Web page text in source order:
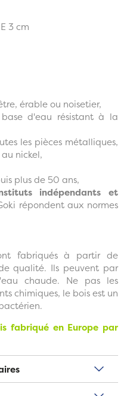
3 cm
érable ou noisetier,
d'eau résistant à la
les pièces métalliques,
nickel,
plus de 50 ans,
indépendants et
répondent aux normes
fabriqués à partir de
qualité. Ils peuvent par
chaude. Ne pas les
chimiques, le bois est un
fabriqué en Europe par